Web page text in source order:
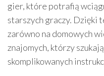
gier, które potrafią
starszych graczy. Dzięki
zarówno na domowych
znajomych, którzy
skomplikowanych